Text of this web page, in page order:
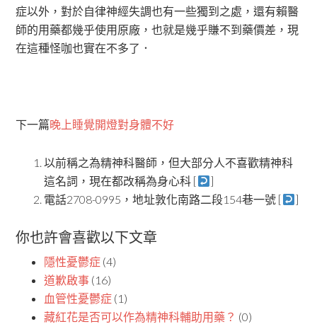
症以外，對於自律神經失調也有一些獨到之處，還有賴醫
師的用藥都幾乎使用原廠，也就是幾乎賺不到藥價差，現
在這種怪咖也實在不多了．
下一篇晚上睡覺開燈對身體不好
以前稱之為精神科醫師，但大部分人不喜歡精神科
這名詞，現在都改稱為身心科 [
]
電話2708-0995，地址敦化南路二段154巷一號 [
]
你也許會喜歡以下文章
隱性憂鬱症 (4)
道歉啟事 (16)
血管性憂鬱症 (1)
藏紅花是否可以作為精神科輔助用藥？ (0)